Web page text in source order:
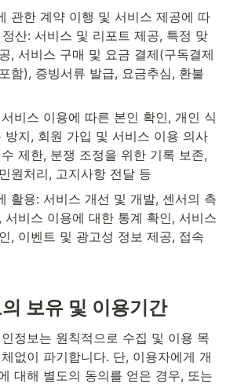
관한 계약 이행 및 서비스 제공에 따
산: 서비스 및 리포트 제공, 특정 맞
, 서비스 구매 및 요금 결제(구독결제
함), 증빙서류 발급, 요금추심, 환불
비스 이용에 따른 본인 확인, 개인 식
방지, 회원 가입 및 서비스 이용 의사
제한, 분쟁 조정을 위한 기록 보존,
원처리, 고지사항 전달 등
활용: 서비스 개선 및 개발, 센서의 측
서비스 이용에 대한 통계 확인, 서비스
, 이벤트 및 광고성 정보 제공, 접속
보유 및 이용기간
정보는 원칙적으로 수집 및 이용 목
없이 파기합니다. 단, 이용자에게 개
대해 별도의 동의를 얻은 경우, 또는